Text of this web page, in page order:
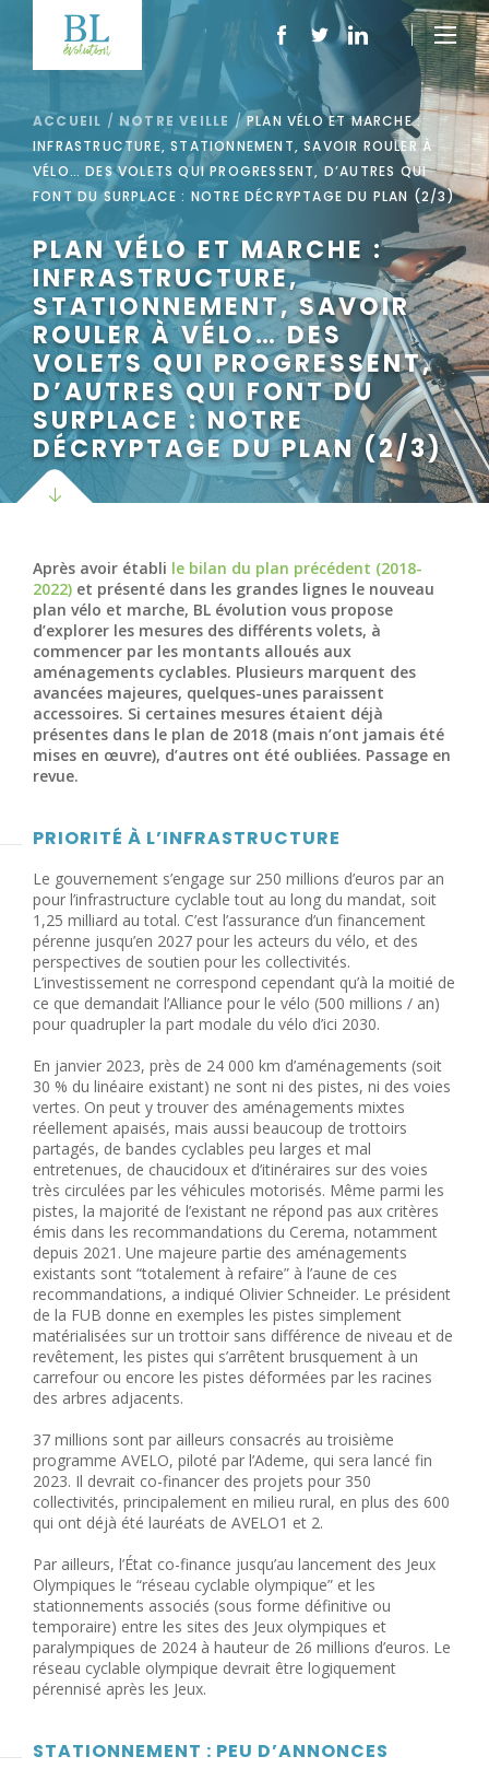
ACCUEIL /NOTRE VEILLE /PLAN VÉLO ET MARCHE :
INFRASTRUCTURE, STATIONNEMENT, SAVOIR ROULER À
VÉLO… DES VOLETS QUI PROGRESSENT, D’AUTRES QUI
FONT DU SURPLACE : NOTRE DÉCRYPTAGE DU PLAN (2/3)
PLAN VÉLO ET MARCHE :
INFRASTRUCTURE,
STATIONNEMENT, SAVOIR
ROULER À VÉLO… DES
VOLETS QUI PROGRESSENT,
D’AUTRES QUI FONT DU
SURPLACE : NOTRE
DÉCRYPTAGE DU PLAN (2/3)
Après avoir établi le bilan du plan précédent (2018-
2022) et présenté dans les grandes lignes le nouveau
plan vélo et marche, BL évolution vous propose
d’explorer les mesures des différents volets, à
commencer par les montants alloués aux
aménagements cyclables. Plusieurs marquent des
avancées majeures, quelques-unes paraissent
accessoires. Si certaines mesures étaient déjà
présentes dans le plan de 2018 (mais n’ont jamais été
mises en œuvre), d’autres ont été oubliées. Passage en
revue.
PRIORITÉ À L’INFRASTRUCTURE
Le gouvernement s’engage sur 250 millions d’euros par an
pour l’infrastructure cyclable tout au long du mandat, soit
1,25 milliard au total. C’est l’assurance d’un financement
pérenne jusqu’en 2027 pour les acteurs du vélo, et des
perspectives de soutien pour les collectivités.
L’investissement ne correspond cependant qu’à la moitié de
ce que demandait l’Alliance pour le vélo (500 millions / an)
pour quadrupler la part modale du vélo d’ici 2030.
En janvier 2023, près de 24 000 km d’aménagements (soit
30 % du linéaire existant) ne sont ni des pistes, ni des voies
vertes. On peut y trouver des aménagements mixtes
réellement apaisés, mais aussi beaucoup de trottoirs
partagés, de bandes cyclables peu larges et mal
entretenues, de chaucidoux et d’itinéraires sur des voies
très circulées par les véhicules motorisés. Même parmi les
pistes, la majorité de l’existant ne répond pas aux critères
émis dans les recommandations du Cerema, notamment
depuis 2021. Une majeure partie des aménagements
existants sont “totalement à refaire” à l’aune de ces
recommandations, a indiqué Olivier Schneider. Le président
de la FUB donne en exemples les pistes simplement
matérialisées sur un trottoir sans différence de niveau et de
revêtement, les pistes qui s’arrêtent brusquement à un
carrefour ou encore les pistes déformées par les racines
des arbres adjacents.
37 millions sont par ailleurs consacrés au troisième
programme AVELO, piloté par l’Ademe, qui sera lancé fin
2023. Il devrait co-financer des projets pour 350
collectivités, principalement en milieu rural, en plus des 600
qui ont déjà été lauréats de AVELO1 et 2.
Par ailleurs, l’État co-finance jusqu’au lancement des Jeux
Olympiques le “réseau cyclable olympique” et les
stationnements associés (sous forme définitive ou
temporaire) entre les sites des Jeux olympiques et
paralympiques de 2024 à hauteur de 26 millions d’euros. Le
réseau cyclable olympique devrait être logiquement
pérennisé après les Jeux.
STATIONNEMENT : PEU D’ANNONCES